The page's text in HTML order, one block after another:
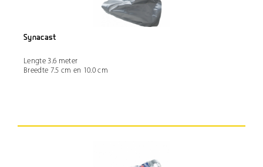
Synacast
Lengte 3.6 meter
Breedte 7.5 cm en 10.0 cm